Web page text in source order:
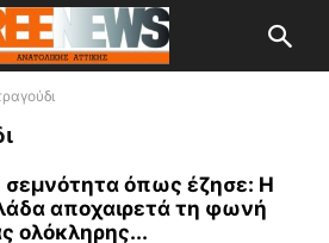
όπως έζησε: Η
αποχαιρετά τη φωνή
ολόκληρης...